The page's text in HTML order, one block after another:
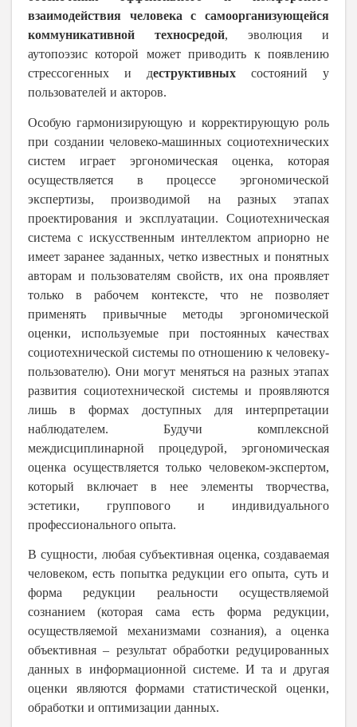
взаимодействия человека с самоорганизующейся
коммуникативной техносредой, эволюция и
аутопоэзис которой может приводить к появлению
стрессогенных и деструктивных состояний у
пользователей и акторов.
Особую гармонизирующую и корректирующую роль
при создании человеко-машинных социотехнических
систем играет эргономическая оценка, которая
осуществляется в процессе эргономической
экспертизы, производимой на разных этапах
проектирования и эксплуатации. Социотехническая
система с искусственным интеллектом априорно не
имеет заранее заданных, четко известных и понятных
авторам и пользователям свойств, их она проявляет
только в рабочем контексте, что не позволяет
применять привычные методы эргономической
оценки, используемые при постоянных качествах
социотехнической системы по отношению к человеку-
пользователю). Они могут меняться на разных этапах
развития социотехнической системы и проявляются
лишь в формах доступных для интерпретации
наблюдателем. Будучи комплексной
междисциплинарной процедурой, эргономическая
оценка осуществляется только человеком-экспертом,
который включает в нее элементы творчества,
эстетики, группового и индивидуального
профессионального опыта.
В сущности, любая субъективная оценка, создаваемая
человеком, есть попытка редукции его опыта, суть и
форма редукции реальности осуществляемой
сознанием (которая сама есть форма редукции,
осуществляемой механизмами сознания), а оценка
объективная – результат обработки редуцированных
данных в информационной системе. И та и другая
оценки являются формами статистической оценки,
обработки и оптимизации данных.